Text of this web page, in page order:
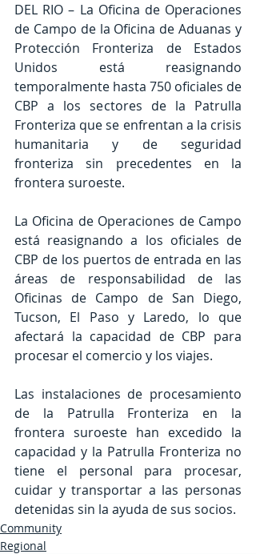
DEL RIO – La Oficina de Operaciones
de Campo de la Oficina de Aduanas y
Protección Fronteriza de Estados
Unidos está reasignando
temporalmente hasta 750 oficiales de
CBP a los sectores de la Patrulla
Fronteriza que se enfrentan a la crisis
humanitaria y de seguridad
fronteriza sin precedentes en la
frontera suroeste.
La Oficina de Operaciones de Campo
está reasignando a los oficiales de
CBP de los puertos de entrada en las
áreas de responsabilidad de las
Oficinas de Campo de San Diego,
Tucson, El Paso y Laredo, lo que
afectará la capacidad de CBP para
procesar el comercio y los viajes.
Las instalaciones de procesamiento
de la Patrulla Fronteriza en la
frontera suroeste han excedido la
capacidad y la Patrulla Fronteriza no
tiene el personal para procesar,
cuidar y transportar a las personas
detenidas sin la ayuda de sus socios.
Community
Regional